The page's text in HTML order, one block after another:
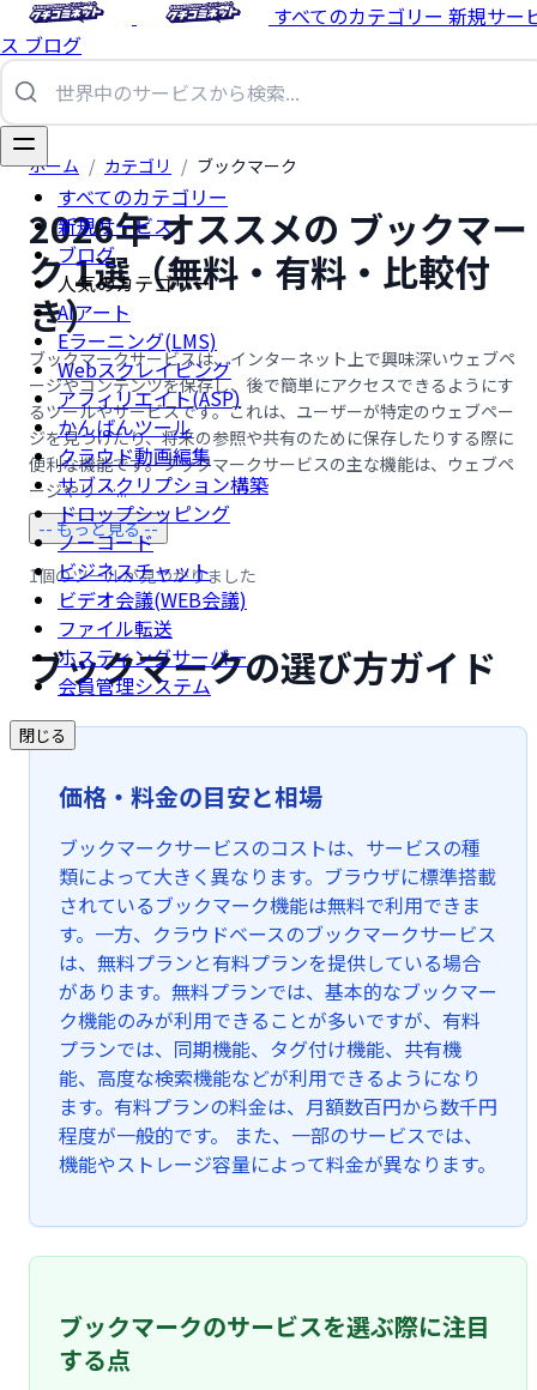
すべてのカテゴリー 新規サー
ス ブログ
すべてのカテゴリー
新規サービス
ブログ
人気のカテゴリー
AIアート
Eラーニング(LMS)
Webスクレイピング
アフィリエイト(ASP)
かんばんツール
クラウド動画編集
サブスクリプション構築
ドロップシッピング
ノーコード
ビジネスチャット
ビデオ会議(WEB会議)
ファイル転送
ホスティングサーバー
会員管理システム
閉じる
ホーム / カテゴリ / ブックマーク
2026年 オススメの ブックマー
ク 1選（無料・有料・比較付
き）
ブックマークサービスは、インターネット上で興味深いウェブペ
ージやコンテンツを保存し、後で簡単にアクセスできるようにす
るツールやサービスです。これは、ユーザーが特定のウェブペー
ジを見つけたり、将来の参照や共有のために保存したりする際に
便利な機能です。ブックマークサービスの主な機能は、ウェブペ
ージやリ …...
-- もっと見る --
1個のツールが見つかりました
ブックマークの選び方ガイド
価格・料金の目安と相場
ブックマークサービスのコストは、サービスの種
類によって大きく異なります。ブラウザに標準搭載
されているブックマーク機能は無料で利用できま
す。一方、クラウドベースのブックマークサービス
は、無料プランと有料プランを提供している場合
があります。無料プランでは、基本的なブックマー
ク機能のみが利用できることが多いですが、有料
プランでは、同期機能、タグ付け機能、共有機
能、高度な検索機能などが利用できるようになり
ます。有料プランの料金は、月額数百円から数千円
程度が一般的です。 また、一部のサービスでは、
機能やストレージ容量によって料金が異なります。
ブックマークのサービスを選ぶ際に注目
する点